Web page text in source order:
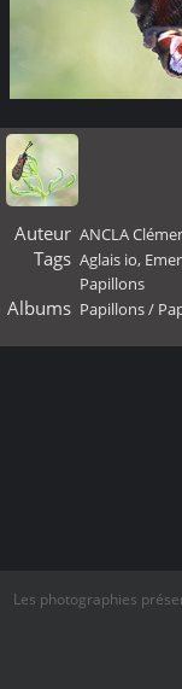
Auteur ANCLA
Tags Aglais io,
Papillons
Albums Papillons/
Les photographies